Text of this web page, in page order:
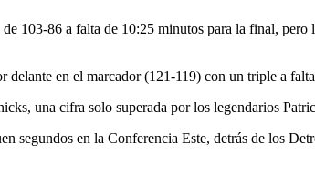
103-86 a falta de 10:25 minutos para la final,
en el marcador (121-119) con un triple a
una cifra solo superada por los legendarios
segundos en la Conferencia Este, detrás de los